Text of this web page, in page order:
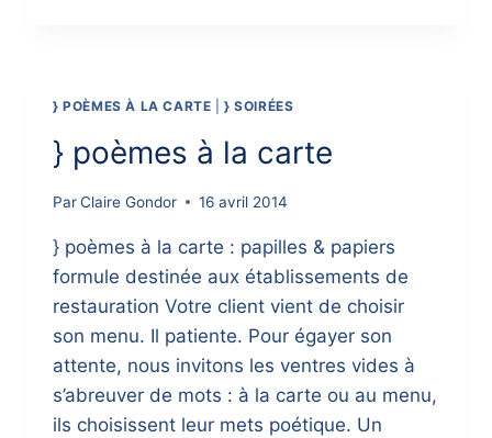
L’AUTRE
MOITIÉ
CIEL
} POÈMES À LA CARTE |} SOIRÉES
} poèmes à la carte
ParClaire Gondor 16 avril 2014
} poèmes à la carte : papilles & papiers
formule destinée aux établissements de
restauration Votre client vient de choisir
son menu. Il patiente. Pour égayer son
attente, nous invitons les ventres vides à
s’abreuver de mots : à la carte ou au menu,
ils choisissent leur mets poétique. Un